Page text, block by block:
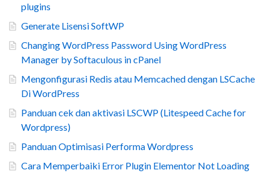
plugins
Generate Lisensi SoftWP
Changing WordPress Password Using WordPress
Manager by Softaculous in cPanel
Mengonfigurasi Redis atau Memcached dengan LSCache
Di WordPress
Panduan cek dan aktivasi LSCWP (Litespeed Cache for
Wordpress)
Panduan Optimisasi Performa Wordpress
Cara Memperbaiki Error Plugin Elementor Not Loading